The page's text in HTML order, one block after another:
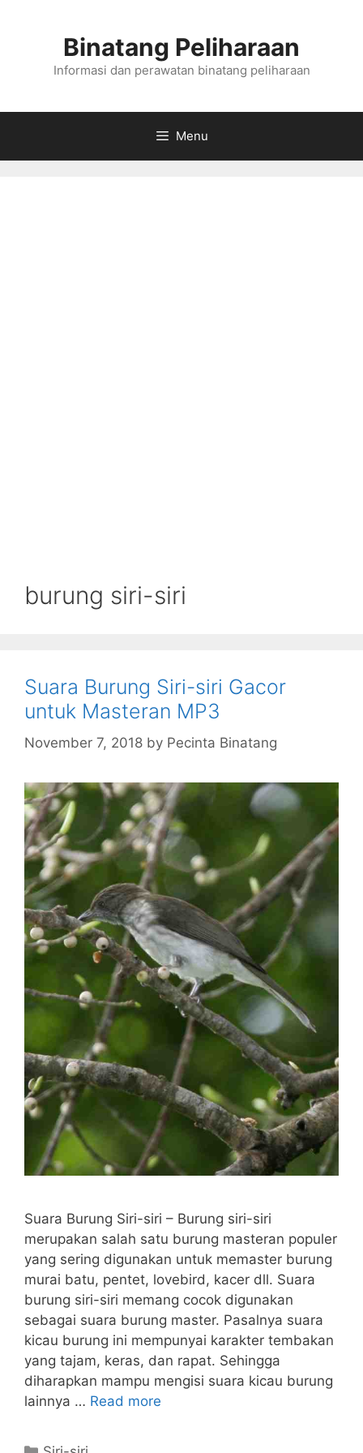
Binatang Peliharaan
Informasi dan perawatan binatang peliharaan
Menu
burung siri-siri
Suara Burung Siri-siri Gacor
untuk Masteran MP3
November 7, 2018 by Pecinta Binatang
Suara Burung Siri-siri – Burung siri-siri
merupakan salah satu burung masteran populer
yang sering digunakan untuk memaster burung
murai batu, pentet, lovebird, kacer dll. Suara
burung siri-siri memang cocok digunakan
sebagai suara burung master. Pasalnya suara
kicau burung ini mempunyai karakter tembakan
yang tajam, keras, dan rapat. Sehingga
diharapkan mampu mengisi suara kicau burung
lainnya … Read more
Categories